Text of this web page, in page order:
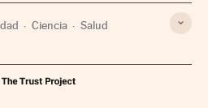
Ciencia Salud